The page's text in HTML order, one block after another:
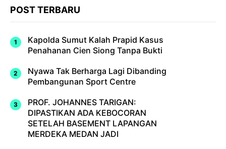
POST TERBARU
Kapolda Sumut Kalah Prapid Kasus
Penahanan Cien Siong Tanpa Bukti
Nyawa Tak Berharga Lagi Dibanding
Pembangunan Sport Centre
PROF. JOHANNES TARIGAN:
DIPASTIKAN ADA KEBOCORAN
SETELAH BASEMENT LAPANGAN
MERDEKA MEDAN JADI